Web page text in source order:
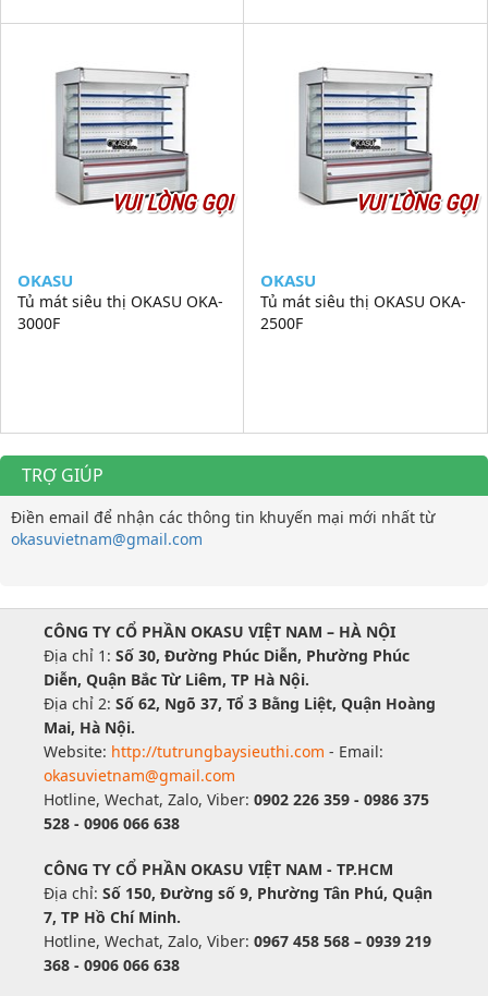
VUI LÒNG GỌI
OKASU
Tủ mát siêu thị OKASU OKA-
3000F
VUI LÒNG GỌI
OKASU
Tủ mát siêu thị OKASU OKA-
2500F
TRỢ GIÚP
Điền email để nhận các thông tin khuyến mại mới nhất từ
okasuvietnam@gmail.com
CÔNG TY CỔ PHẦN OKASU VIỆT NAM – HÀ NỘI
Địa chỉ 1: Số 30, Đường Phúc Diễn, Phường Phúc
Diễn, Quận Bắc Từ Liêm, TP Hà Nội.
Địa chỉ 2: Số 62, Ngõ 37, Tổ 3 Bằng Liệt, Quận Hoàng
Mai, Hà Nội.
Website: http://tutrungbaysieuthi.com - Email:
okasuvietnam@gmail.com
Hotline, Wechat, Zalo, Viber: 0902 226 359 - 0986 375
528 - 0906 066 638
CÔNG TY CỔ PHẦN OKASU VIỆT NAM - TP.HCM
Địa chỉ: Số 150, Đường số 9, Phường Tân Phú, Quận
7, TP Hồ Chí Minh.
Hotline, Wechat, Zalo, Viber: 0967 458 568 – 0939 219
368 - 0906 066 638